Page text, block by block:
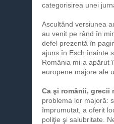
categorisirea unei
Ascultând versiunea
au venit pe rând în
defel prezentă în
ajuns în Esch înainte
România mi-a apărut
europene majore ale
Ca şi românii, grecii
problema lor majoră:
împrumutat, a oferit
poliţie şi salubritate.